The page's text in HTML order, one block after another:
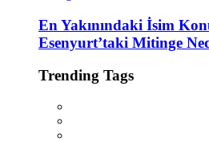
En Yakınındaki İsim
Esenyurt’taki Mitinge
Trending Tags